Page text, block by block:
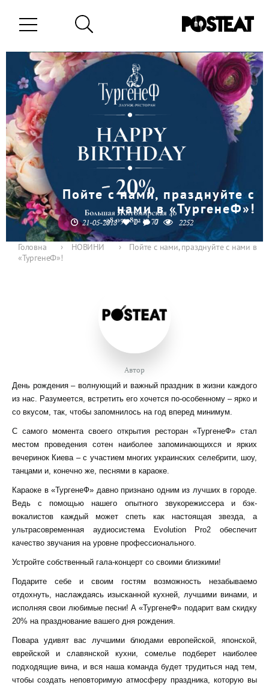
Пойте с нами, празднуйте с
нами в «ТургенеФ»!
21-05-2018 0 0 2252
Головна › НОВИНИ ›
Пойте с нами, празднуйте с нами в
«ТургенеФ»!
Автор
День рождения – волнующий и важный праздник в жизни каждого
из нас. Разумеется, встретить его хочется по-особенному – ярко и
со вкусом, так, чтобы запомнилось на год вперед минимум.
С самого момента своего открытия ресторан «ТургенеФ» стал
местом проведения сотен наиболее запоминающихся и ярких
вечеринок Киева – с участием многих украинских селебрити, шоу,
танцами и, конечно же, песнями в караоке.
Караоке в «ТургенеФ» давно признано одним из лучших в городе.
Ведь с помощью нашего опытного звукорежиссера и бэк-
вокалистов каждый может спеть как настоящая звезда, а
ультрасовременная аудиосистема Evolution Pro2 обеспечит
качество звучания на уровне профессионального.
Устройте собственный гала-концерт со своими близкими!
Подарите себе и своим гостям возможность незабываемо
отдохнуть, наслаждаясь изысканной кухней, лучшими винами, и
исполняя свои любимые песни! А «ТургенеФ» подарит вам скидку
20% на празднование вашего дня рождения.
Повара удивят вас лучшими блюдами европейской, японской,
еврейской и славянской кухни, сомелье подберет наиболее
подходящие вина, и вся наша команда будет трудиться над тем,
чтобы создать неповторимую атмосферу праздника, которую вы